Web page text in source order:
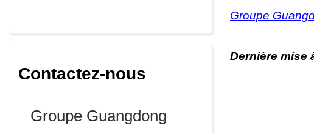
Contactez-nous
Groupe Guangdong
Groupe
Dernière mise